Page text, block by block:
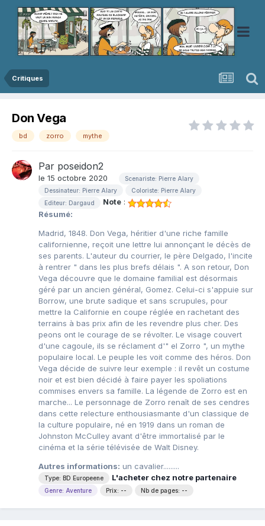
Critiques
Don Vega
bd zorro mythe
Par poseidon2
le 15 octobre 2020
Scenariste: Pierre Alary
Dessinateur: Pierre Alary
Coloriste: Pierre Alary
Editeur: Dargaud
Note :
Résumé:
Madrid, 1848. Don Vega, héritier d'une riche famille
californienne, reçoit une lettre lui annonçant le décès de
ses parents. L'auteur du courrier, le père Delgado, l'incite
à rentrer " dans les plus brefs délais ". A son retour, Don
Vega découvre que le domaine familial est désormais
géré par un ancien général, Gomez. Celui-ci s'appuie sur
Borrow, une brute sadique et sans scrupules, pour
mettre la Californie en coupe réglée en rachetant des
terrains à bas prix afin de les revendre plus cher. Des
peons ont le courage de se révolter. Le visage couvert
d'une cagoule, ils se réclament d'" el Zorro ", un mythe
populaire local. Le peuple les voit comme des héros. Don
Vega décide de suivre leur exemple : il revêt un costume
noir et est bien décidé à faire payer les spoliations
commises envers sa famille. La légende de Zorro est en
marche... Le personnage de Zorro renaît de ses cendres
dans cette relecture enthousiasmante d'un classique de
la culture populaire, né en 1919 dans un roman de
Johnston McCulley avant d'être immortalisé par le
cinéma et la série télévisée de Walt Disney.
Autres informations: un cavalier.........
Type: BD Europeene L'acheter chez notre partenaire
Genre: Aventure Prix: -- Nb de pages: --